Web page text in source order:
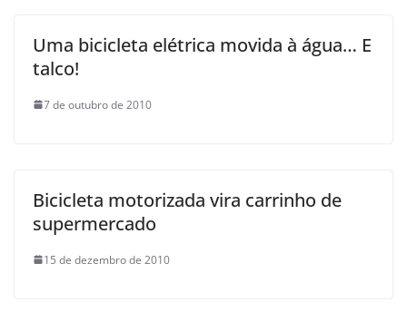
Uma bicicleta elétrica movida à água… E
talco!
7 de outubro de 2010
Bicicleta motorizada vira carrinho de
supermercado
15 de dezembro de 2010